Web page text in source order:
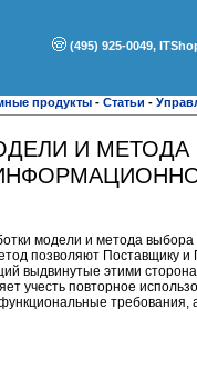
(495) 925-0049,
продукты - Статьи -
И
модели и метода
позволяют Поставщику и
выдвинутые этими
учесть повторное
требования,